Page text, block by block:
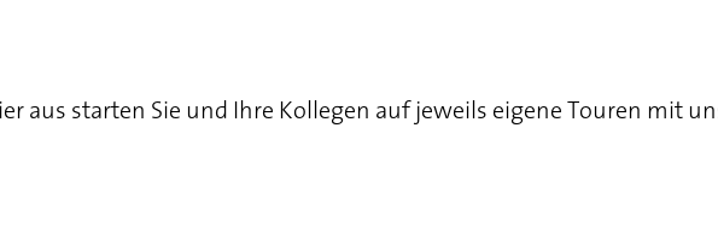
aus starten Sie und Ihre Kollegen auf jeweils eigene Touren mit